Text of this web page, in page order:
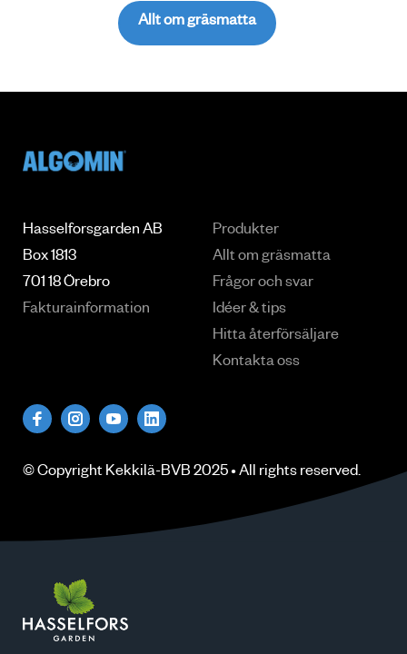
Allt om gräsmatta
Hasselforsgarden AB
Box 1813
701 18 Örebro
Fakturainformation
Produkter
Allt om gräsmatta
Frågor och svar
Idéer & tips
Hitta återförsäljare
Kontakta oss
© Copyright Kekkilä-BVB 2025 • All rights reserved.